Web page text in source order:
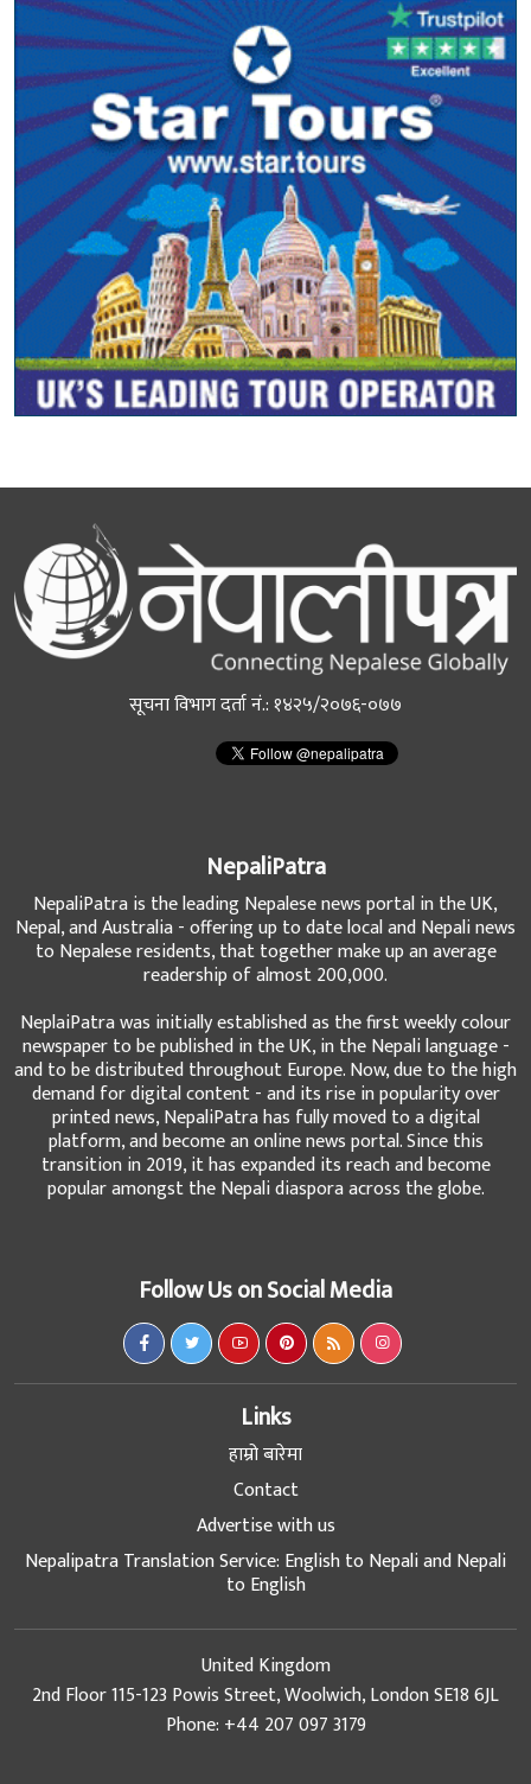
सूचना विभाग दर्ता नं.: १४२५/२०७६-०७७
NepaliPatra
NepaliPatra is the leading Nepalese news portal in the UK,
Nepal, and Australia - offering up to date local and Nepali news
to Nepalese residents, that together make up an average
readership of almost 200,000.
NeplaiPatra was initially established as the first weekly colour
newspaper to be published in the UK, in the Nepali language -
and to be distributed throughout Europe. Now, due to the high
demand for digital content - and its rise in popularity over
printed news, NepaliPatra has fully moved to a digital
platform, and become an online news portal. Since this
transition in 2019, it has expanded its reach and become
popular amongst the Nepali diaspora across the globe.
Follow Us on Social Media
Links
हाम्रो बारेमा
Contact
Advertise with us
Nepalipatra Translation Service: English to Nepali and Nepali
to English
United Kingdom
2nd Floor 115-123 Powis Street, Woolwich, London SE18 6JL
Phone: +44 207 097 3179